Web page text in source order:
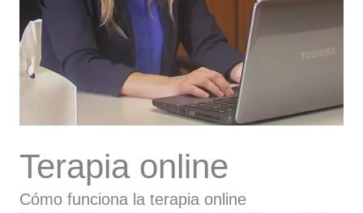
Terapia online
Cómo funciona la terapia online